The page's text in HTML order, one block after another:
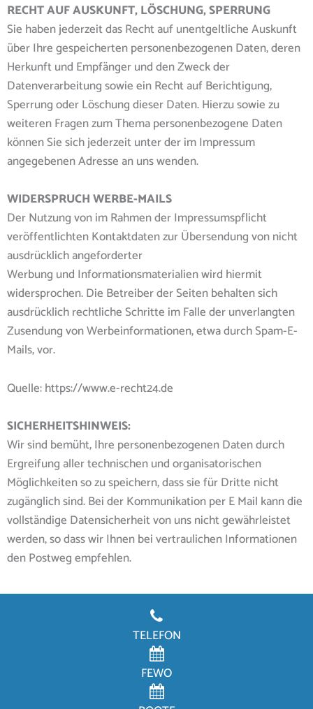
RECHT AUF AUSKUNFT, LÖSCHUNG, SPERRUNG
Sie haben jederzeit das Recht auf unentgeltliche Auskunft
über Ihre gespeicherten personenbezogenen Daten, deren
Herkunft und Empfänger und den Zweck der
Datenverarbeitung sowie ein Recht auf Berichtigung,
Sperrung oder Löschung dieser Daten. Hierzu sowie zu
weiteren Fragen zum Thema personenbezogene Daten
können Sie sich jederzeit unter der im Impressum
angegebenen Adresse an uns wenden.
WIDERSPRUCH WERBE-MAILS
Der Nutzung von im Rahmen der Impressumspflicht
veröffentlichten Kontaktdaten zur Übersendung von nicht
ausdrücklich angeforderter
Werbung und Informationsmaterialien wird hiermit
widersprochen. Die Betreiber der Seiten behalten sich
ausdrücklich rechtliche Schritte im Falle der unverlangten
Zusendung von Werbeinformationen, etwa durch Spam-E-
Mails, vor.
Quelle: https://www.e-recht24.de
SICHERHEITSHINWEIS:
Wir sind bemüht, Ihre personenbezogenen Daten durch
Ergreifung aller technischen und organisatorischen
Möglichkeiten so zu speichern, dass sie für Dritte nicht
zugänglich sind. Bei der Kommunikation per E Mail kann die
vollständige Datensicherheit von uns nicht gewährleistet
werden, so dass wir Ihnen bei vertraulichen Informationen
den Postweg empfehlen.
TELEFON
FEWO